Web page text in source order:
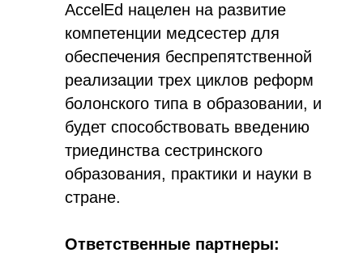
AccelEd нацелен на развитие
компетенции медсестер для
обеспечения беспрепятственной
реализации трех циклов реформ
болонского типа в образовании, и
будет способствовать введению
триединства сестринского
образования, практики и науки в
стране.
Ответственные партнеры: